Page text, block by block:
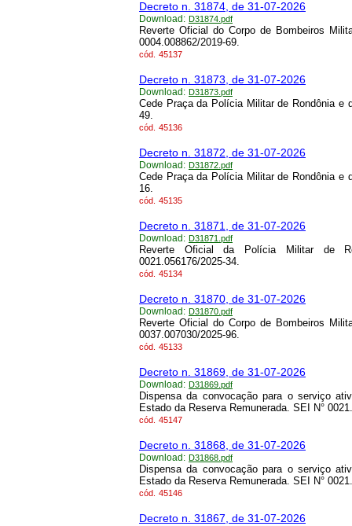
Decreto n. 31874, de 31-07-2026
Download: D31874.pdf
Reverte Oficial do Corpo de Bombeiros
0004.008862/2019-69.
cód. 45137
Decreto n. 31873, de 31-07-2026
Download: D31873.pdf
Cede Praça da Polícia Militar de Rondônia e
49.
cód. 45136
Decreto n. 31872, de 31-07-2026
Download: D31872.pdf
Cede Praça da Polícia Militar de Rondônia e
16.
cód. 45135
Decreto n. 31871, de 31-07-2026
Download: D31871.pdf
Reverte Oficial da Polícia Militar de
0021.056176/2025-34.
cód. 45134
Decreto n. 31870, de 31-07-2026
Download: D31870.pdf
Reverte Oficial do Corpo de Bombeiros
0037.007030/2025-96.
cód. 45133
Decreto n. 31869, de 31-07-2026
Download: D31869.pdf
Dispensa da convocação para o serviço
Estado da Reserva Remunerada. SEI N°
cód. 45147
Decreto n. 31868, de 31-07-2026
Download: D31868.pdf
Dispensa da convocação para o serviço
Estado da Reserva Remunerada. SEI N°
cód. 45146
Decreto n. 31867, de 31-07-2026